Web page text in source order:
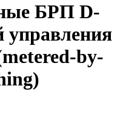
БРП D-
управления
by-